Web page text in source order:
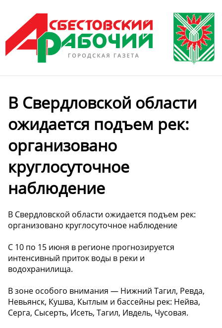
В Свердловской области
ожидается подъем рек:
организовано
круглосуточное
наблюдение
В Свердловской области ожидается подъем рек:
организовано круглосуточное наблюдение
C 10 по 15 июня в регионе прогнозируется
интенсивный приток воды в реки и
водохранилища.
В зоне особого внимания — Нижний Тагил, Ревда,
Невьянск, Кушва, Кытлым и бассейны рек: Нейва,
Серга, Сысерть, Исеть, Тагил, Ивдель, Чусовая.